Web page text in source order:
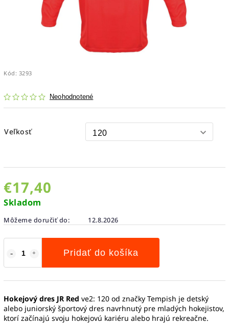
Kód: 3293
Neohodnotené
Veľkosť
€17,40
Skladom
Môžeme doručiť do: 12.8.2026
Pridať do košíka
Hokejový dres JR Red ve2: 120 od značky Tempish je detský
alebo juniorský športový dres navrhnutý pre mladých hokejistov,
ktorí začínajú svoju hokejovú kariéru alebo hrajú rekreačne.